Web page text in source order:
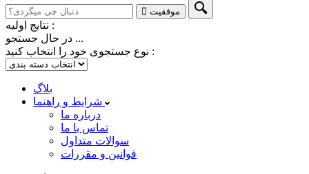
موفقیت
نتایج اولیه :
در حال جستجو ...
نوع جستجوی خود را انتخاب کنید :
بلاگ
درباره ما
تماس با ما
سوالات متداول
قوانین و مقررات